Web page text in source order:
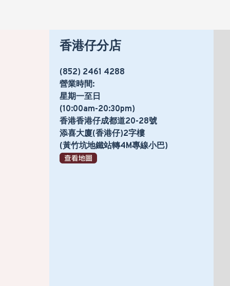
香港仔分店
(852) 2461 4288
營業時間:
星期一至日
(10:00am-20:30pm)
香港香港仔成都道20-28號
添喜大廈(香港仔)2字樓
(黃竹坑地鐵站轉4M專線小巴)